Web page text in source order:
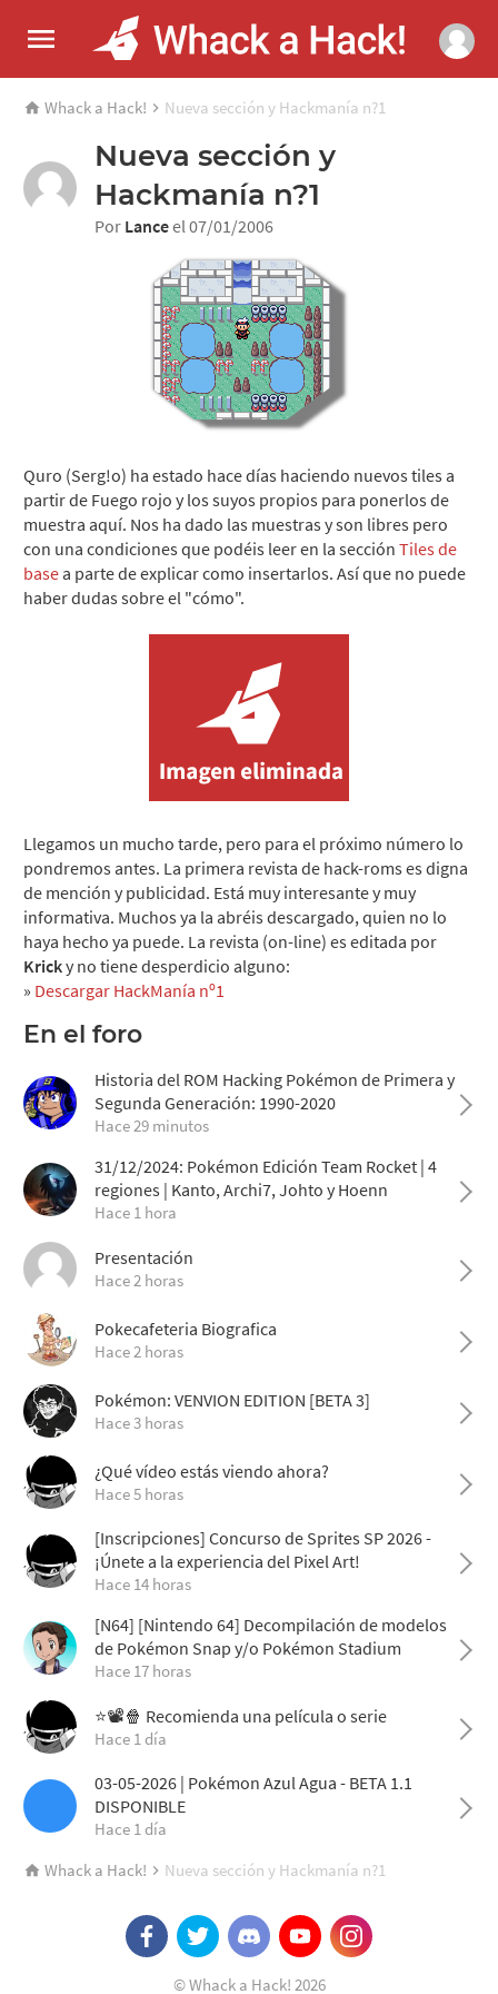
Whack a Hack! Nueva sección y Hackmanía n?1
Nueva sección y
Hackmanía n?1
Por Lanceel 07/01/2006
Quro (Serg!o) ha estado hace días haciendo nuevos tiles a
partir de Fuego rojo y los suyos propios para ponerlos de
muestra aquí. Nos ha dado las muestras y son libres pero
con una condiciones que podéis leer en la sección Tiles de
base a parte de explicar como insertarlos. Así que no puede
haber dudas sobre el "cómo".
Llegamos un mucho tarde, pero para el próximo número lo
pondremos antes. La primera revista de hack-roms es digna
de mención y publicidad. Está muy interesante y muy
informativa. Muchos ya la abréis descargado, quien no lo
haya hecho ya puede. La revista (on-line) es editada por
Kricky no tiene desperdicio alguno:
» Descargar HackManía nº1
En el foro
Historia del ROM Hacking Pokémon de Primera y
Segunda Generación: 1990-2020
Hace 29 minutos
31/12/2024: Pokémon Edición Team Rocket | 4
regiones | Kanto, Archi7, Johto y Hoenn
Hace 1 hora
Presentación
Hace 2 horas
Pokecafeteria Biografica
Hace 2 horas
Pokémon: VENVION EDITION [BETA 3]
Hace 3 horas
¿Qué vídeo estás viendo ahora?
Hace 5 horas
[Inscripciones] Concurso de Sprites SP 2026 -
¡Únete a la experiencia del Pixel Art!
Hace 14 horas
[N64] [Nintendo 64] Decompilación de modelos
de Pokémon Snap y/o Pokémon Stadium
Hace 17 horas
⭐📽️🍿 Recomienda una película o serie
Hace 1 día
03-05-2026 | Pokémon Azul Agua - BETA 1.1
DISPONIBLE
Hace 1 día
Whack a Hack!
Nueva sección y Hackmanía n?1
© Whack a Hack! 2026